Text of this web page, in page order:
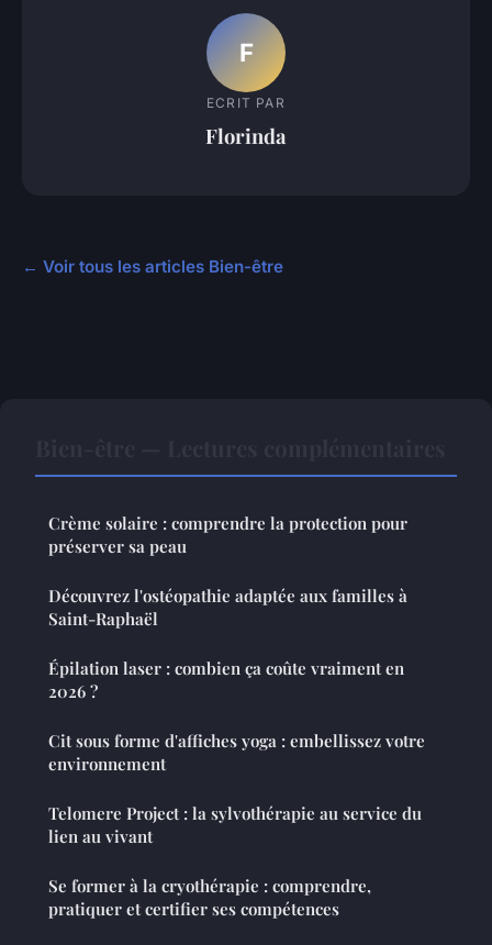
F
ECRIT PAR
Florinda
← Voir tous les articles Bien-être
Crème solaire : comprendre la protection pour
préserver sa peau
Découvrez l'ostéopathie adaptée aux familles à
Saint-Raphaël
Épilation laser : combien ça coûte vraiment en
2026 ?
Cit sous forme d'affiches yoga : embellissez votre
environnement
Telomere Project : la sylvothérapie au service du
lien au vivant
Se former à la cryothérapie : comprendre,
pratiquer et certifier ses compétences